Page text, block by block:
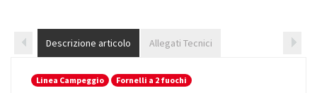
Descrizione articolo Allegati Tecnici
Linea Campeggio Fornelli a 2 fuochi